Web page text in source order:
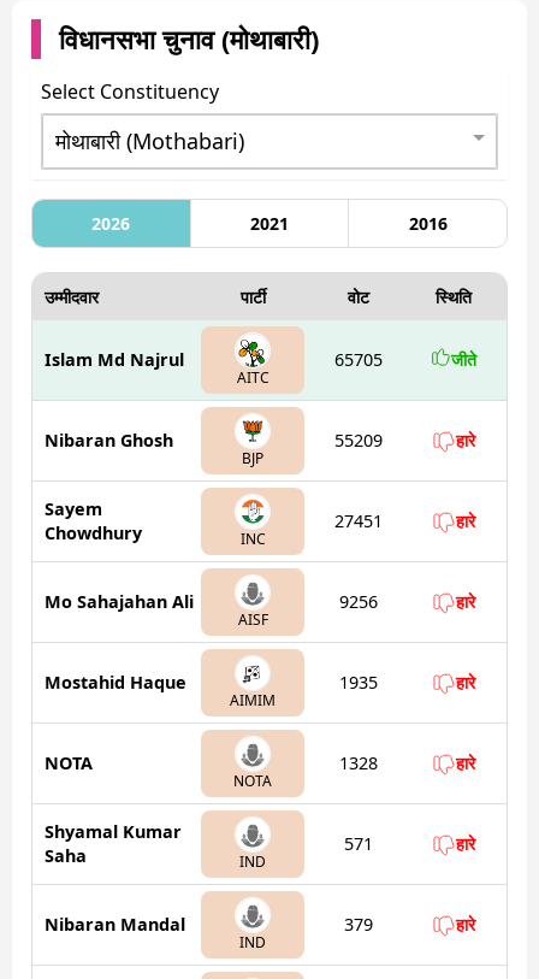
विधानसभा चुनाव (मोथाबारी)
Select Constituency
2026 2021 2016
उम्मीदवार पार्टी वोट स्थिति
Islam Md Najrul
AITC
65705 जीते
Nibaran Ghosh
BJP
55209 हारे
Sayem
Chowdhury
INC
27451 हारे
Mo Sahajahan Ali
AISF
9256 हारे
Mostahid Haque
AIMIM
1935 हारे
NOTA
NOTA
1328 हारे
Shyamal Kumar
Saha
IND
571 हारे
Nibaran Mandal
IND
379 हारे